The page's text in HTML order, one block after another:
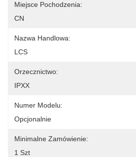
Miejsce Pochodzenia:
CN
Nazwa Handlowa:
LCS
Orzecznictwo:
IPXX
Numer Modelu:
Opcjonalnie
Minimalne Zamówienie:
1 Szt